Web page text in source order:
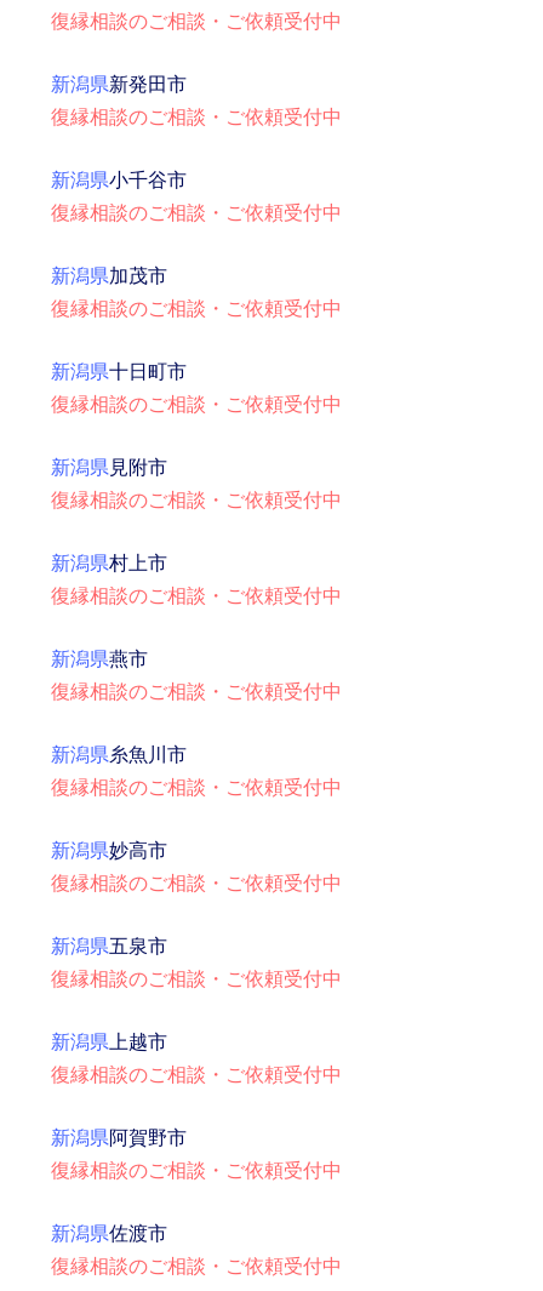
復縁相談のご相談・ご依頼受付中
新潟県新発田市
復縁相談のご相談・ご依頼受付中
新潟県小千谷市
復縁相談のご相談・ご依頼受付中
新潟県加茂市
復縁相談のご相談・ご依頼受付中
新潟県十日町市
復縁相談のご相談・ご依頼受付中
新潟県 見附市
復縁相談のご相談・ご依頼受付中
新潟県村上市
復縁相談のご相談・ご依頼受付中
新潟県燕市
復縁相談のご相談・ご依頼受付中
新潟県糸魚川市
復縁相談のご相談・ご依頼受付中
新潟県妙高市
復縁相談のご相談・ご依頼受付中
新潟県五泉市
復縁相談のご相談・ご依頼受付中
新潟県 上越市
復縁相談のご相談・ご依頼受付中
新潟県阿賀野市
復縁相談のご相談・ご依頼受付中
新潟県佐渡市
復縁相談のご相談・ご依頼受付中